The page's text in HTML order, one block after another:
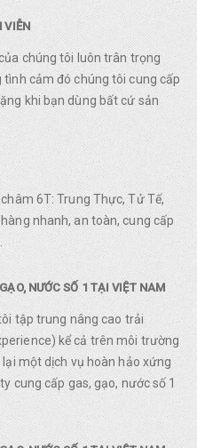
VIỄN
chúng tôi luôn trân trọng
cảm đó chúng tôi cung cấp
khi bạn dùng bất cứ sản
6T: Trung Thực, Tử Tế,
nhanh, an toàn, cung cấp
NƯỚC SỐ 1 TẠI VIỆT NAM
tập trung nâng cao trải
kể cả trên môi trường
một dịch vụ hoàn hảo xứng
cung cấp gas, gạo, nước số 1